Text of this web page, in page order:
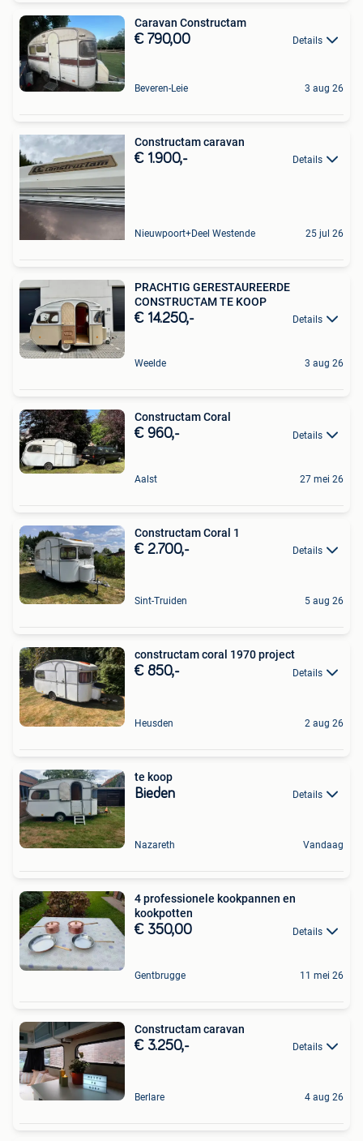
Caravan Constructam
€ 790,00 Details
Beveren-Leie 3 aug 26
Constructam caravan
€ 1.900,- Details
Nieuwpoort+Deel Westende 25 jul 26
PRACHTIG GERESTAUREERDE
CONSTRUCTAM TE KOOP
€ 14.250,- Details
Weelde 3 aug 26
Constructam Coral
€ 960,- Details
Aalst 27 mei 26
Constructam Coral 1
€ 2.700,- Details
Sint-Truiden 5 aug 26
constructam coral 1970 project
€ 850,- Details
Heusden 2 aug 26
te koop
Bieden Details
Nazareth Vandaag
4 professionele kookpannen en
kookpotten
€ 350,00 Details
Gentbrugge 11 mei 26
Constructam caravan
€ 3.250,- Details
Berlare 4 aug 26